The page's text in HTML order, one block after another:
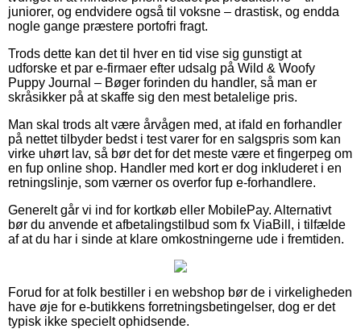
juniorer, og endvidere også til voksne – drastisk, og endda
nogle gange præstere portofri fragt.
Trods dette kan det til hver en tid vise sig gunstigt at
udforske et par e-firmaer efter udsalg på Wild & Woofy
Puppy Journal – Bøger forinden du handler, så man er
skråsikker på at skaffe sig den mest betalelige pris.
Man skal trods alt være årvågen med, at ifald en forhandler
på nettet tilbyder bedst i test varer for en salgspris som kan
virke uhørt lav, så bør det for det meste være et fingerpeg om
en fup online shop. Handler med kort er dog inkluderet i en
retningslinje, som værner os overfor fup e-forhandlere.
Generelt går vi ind for kortkøb eller MobilePay. Alternativt
bør du anvende et afbetalingstilbud som fx ViaBill, i tilfælde
af at du har i sinde at klare omkostningerne ude i fremtiden.
Forud for at folk bestiller i en webshop bør de i virkeligheden
have øje for e-butikkens forretningsbetingelser, dog er det
typisk ikke specielt ophidsende.